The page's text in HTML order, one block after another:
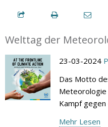
Welttag der
23-03-2024
Das Motto
Kampf gegen
Mehr Lesen